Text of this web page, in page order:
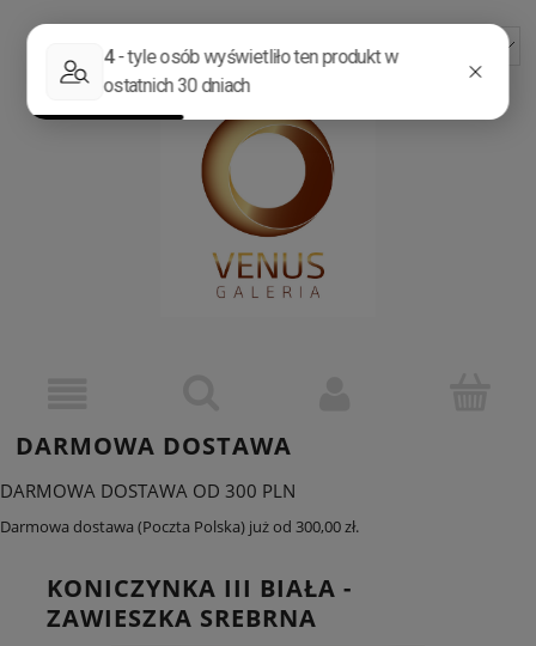
DARMOWA DOSTAWA
DARMOWA DOSTAWA OD 300 PLN
Darmowa dostawa (Poczta Polska) już od 300,00 zł.
KONICZYNKA III BIAŁA -
ZAWIESZKA SREBRNA